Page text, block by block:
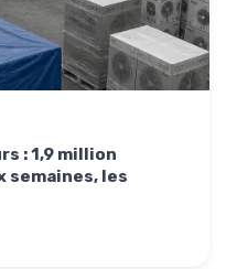
: 1,9 million
semaines, les